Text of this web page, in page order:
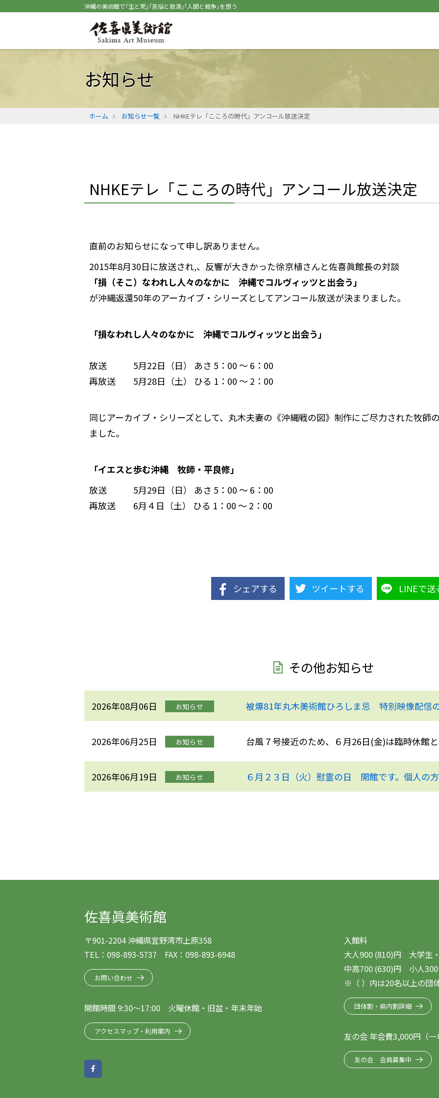
沖縄の美術館で｢生と死｣｢苦悩と救済｣｢人間と戦争｣を想う
お知らせ
ホーム お知らせ一覧 NHKEテレ「こころの時代」アンコール放送決定
NHKEテレ「こころの時代」アンコール放送決定
直前のお知らせになって申し訳ありません。
2015年8月30日に放送され,、反響が大きかった徐京植さんと佐喜眞館長の対談
「損（そこ）なわれし人々のなかに 沖縄でコルヴィッツと出会う」
が沖縄返還50年のアーカイブ・シリーズとしてアンコール放送が決まりました。
「損なわれし人々のなかに 沖縄でコルヴィッツと出会う」
放送 5月22日（日） あさ 5：00 ～ 6：00
再放送 5月28日（土） ひる 1：00 ～ 2：00
同じアーカイブ・シリーズとして、丸木夫妻の《沖縄戦の図》制作にご尽力された牧師
ました。
「イエスと歩む沖縄 牧師・平良修」
放送 5月29日（日） あさ 5：00 ～ 6：00
再放送 6月４日（土） ひる 1：00 ～ 2：00
シェアする ツイートする LINEで送
その他お知らせ
2026年08月06日 お知らせ 被爆81年丸木美術館ひろしま忌 特別映像配信
2026年06月25日 お知らせ 台風７号接近のため、６月26日(金)は臨時休館
2026年06月19日 お知らせ ６月２３日（火）慰霊の日 開館です。個人の
佐喜眞美術館
〒901-2204 沖縄県宜野湾市上原358
TEL： 098-893-5737 FAX：098-893-6948
お問い合わせ
開館時間 9:30～17:00 火曜休館・旧盆・年末年始
アクセスマップ・利用案内
入館料
大人900 (810)円 大学生
中高700 (630)円 小人
※（ ）内は20名以上の団
団体割・県内割詳細
友の会 年会費3,000円（
友の会 会員募集中